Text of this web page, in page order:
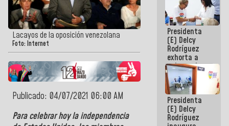
Lacayos de la oposición venezolana
Foto: Internet
Publicado: 04/07/2021 06:00 AM
Para celebrar hoy la independencia
Presidenta
(E) Delcy
Rodríguez
exhorta a
gobernadores
y alcaldes a
edificar
casas para
abuelos
Presidenta
(E) Delcy
Rodríguez